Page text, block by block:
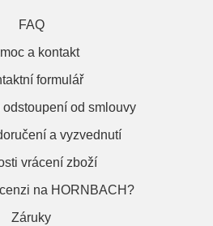
FAQ
a kontakt
formulář
odstoupení od smlouvy
a vyzvednutí
vrácení zboží
na HORNBACH?
Záruky